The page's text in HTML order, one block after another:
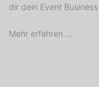
dir dein Event
Mehr erfahren ...